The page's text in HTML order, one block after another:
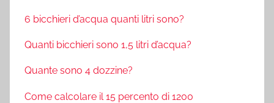
6 bicchieri d’acqua quanti litri sono?
Quanti bicchieri sono 1,5 litri d’acqua?
Quante sono 4 dozzine?
Come calcolare il 15 percento di 1200